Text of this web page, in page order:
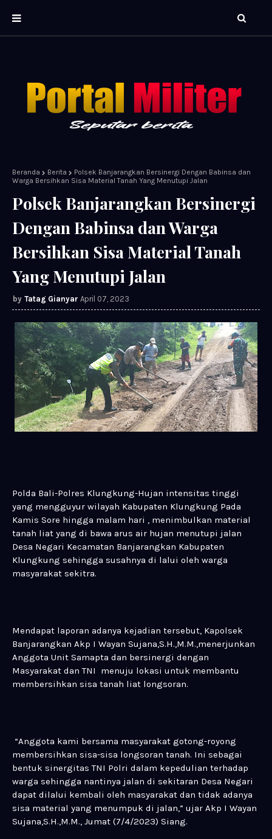
Beranda Berita
Polsek Banjarangkan Bersinergi Dengan Babinsa dan
Warga Bersihkan Sisa Material Tanah Yang Menutupi Jalan
Polsek Banjarangkan Bersinergi
Dengan Babinsa dan Warga
Bersihkan Sisa Material Tanah
Yang Menutupi Jalan
Tatag Gianyar April 07, 2023
Polda Bali-Polres Klungkung-Hujan intensitas tinggi
yang mengguyur wilayah Kabupaten Klungkung Pada
Kamis Sore hingga malam hari , menimbulkan material
tanah liat yang di bawa arus air hujan menutupi jalan
Desa Negari Kecamatan Banjarangkan Kabupaten
Klungkung sehingga susahnya di lalui oleh warga
masyarakat sekitra.
Mendapat laporan adanya kejadian tersebut, Kapolsek
Banjarangkan Akp I Wayan Sujana,S.H.,M.M.,menerjunkan
Anggota Unit Samapta dan bersinergi dengan
Masyarakat dan TNI menuju lokasi untuk membantu
membersihkan sisa tanah liat longsoran.
“Anggota kami bersama masyarakat gotong-royong
membersihkan sisa-sisa longsoran tanah. Ini sebagai
bentuk sinergitas TNI Polri dalam kepedulian terhadap
warga sehingga nantinya jalan di sekitaran Desa Negari
dapat dilalui kembali oleh masyarakat dan tidak adanya
sisa material yang menumpuk di jalan,” ujar Akp I Wayan
Sujana,S.H.,M.M., Jumat (7/4/2023) Siang.